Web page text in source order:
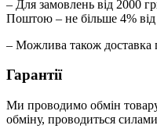
– Для замовлень від 2000
Поштою – не більше 4%
– Можлива також доставка
Гарантії
Ми проводимо обмін
обміну, проводиться